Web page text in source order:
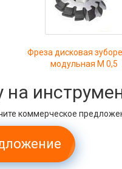
Фреза дисковая
модульная М 0,5
на
коммерческое